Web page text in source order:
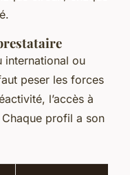
international ou
peser les forces
l’accès à
profil a son